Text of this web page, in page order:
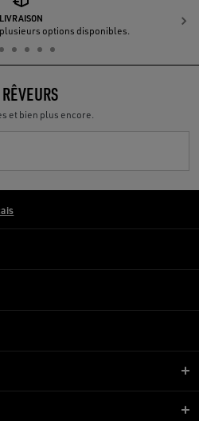
LIVRAISON
options disponibles.
et bien plus encore.